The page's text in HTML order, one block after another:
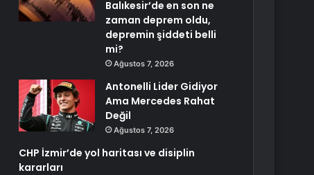
Balıkesir’de en son ne
zaman deprem oldu,
depremin şiddeti belli
mi?
Ağustos 7, 2026
Antonelli Lider Gidiyor
Ama Mercedes Rahat
Değil
Ağustos 7, 2026
CHP İzmir’de yol haritası ve disiplin
kararları